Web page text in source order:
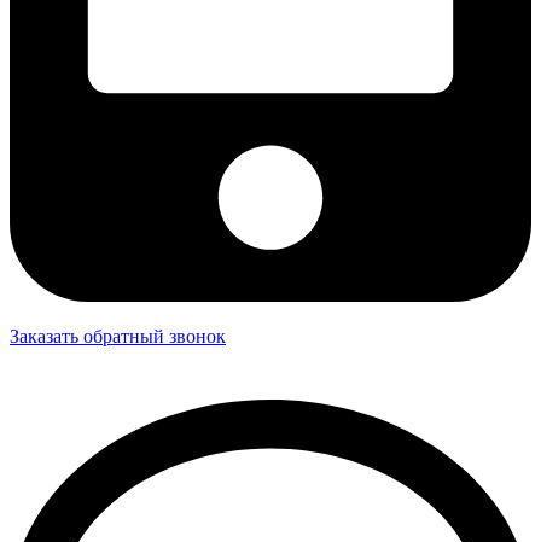
Заказать обратный звонок